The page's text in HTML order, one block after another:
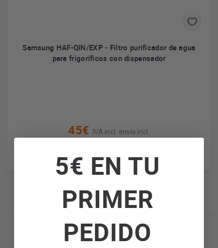
Samsung HAF-QIN/EXP - Filtro purificador de agua
para frigoríficos con dispensador
45€ IVA incl. envío incl.
5€ EN TU
PRIMER
PEDIDO